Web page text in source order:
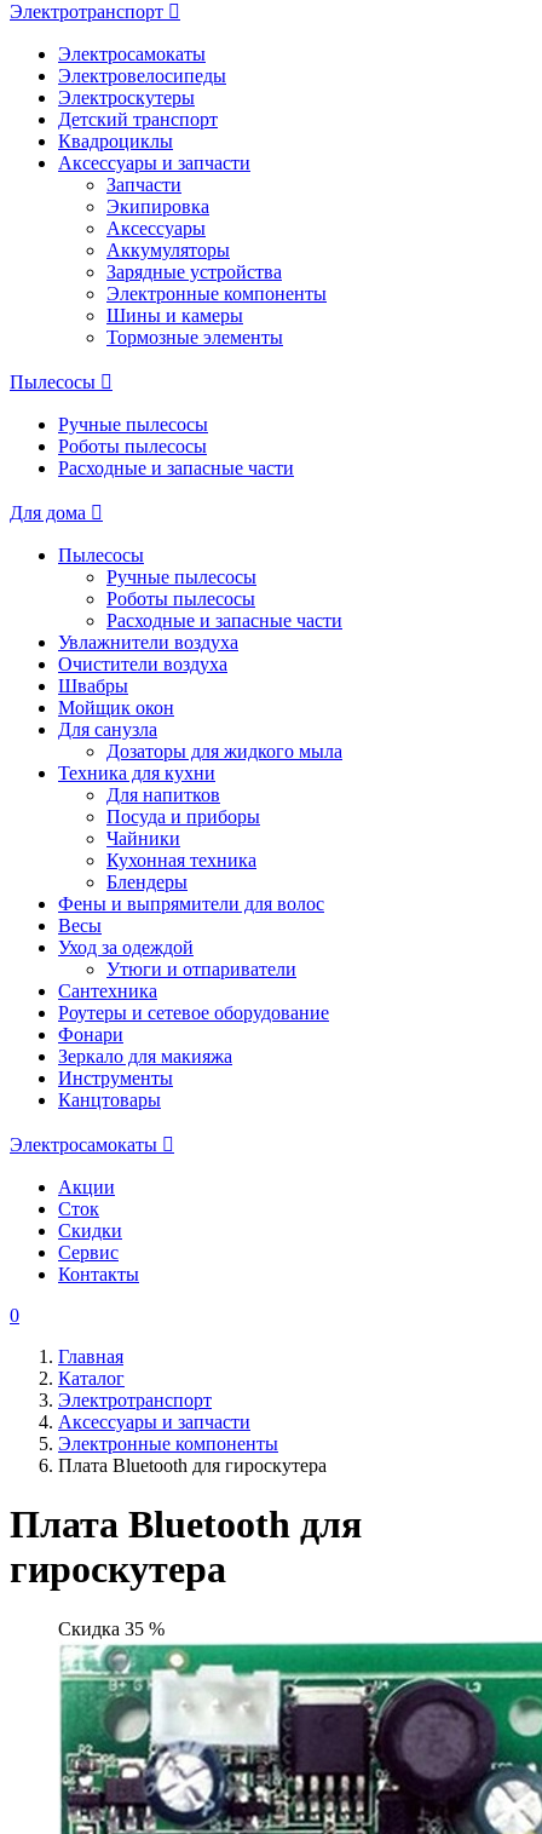
Электротранспорт
Электросамокаты
Электровелосипеды
Электроскутеры
Детский транспорт
Квадроциклы
Аксессуары и запчасти
Запчасти
Экипировка
Аксессуары
Аккумуляторы
Зарядные устройства
Электронные компоненты
Шины и камеры
Тормозные элементы
Пылесосы
Ручные пылесосы
Роботы пылесосы
Расходные и запасные части
Для дома
Пылесосы
Ручные пылесосы
Роботы пылесосы
Расходные и запасные части
Увлажнители воздуха
Очистители воздуха
Швабры
Мойщик окон
Для санузла
Дозаторы для жидкого мыла
Техника для кухни
Для напитков
Посуда и приборы
Чайники
Кухонная техника
Блендеры
Фены и выпрямители для волос
Весы
Уход за одеждой
Утюги и отпариватели
Сантехника
Роутеры и сетевое оборудование
Фонари
Зеркало для макияжа
Инструменты
Канцтовары
Электросамокаты
Акции
Сток
Скидки
Сервис
Контакты
0
Главная
Каталог
Электротранспорт
Аксессуары и запчасти
Электронные компоненты
Плата Bluetooth для гироскутера
Плата Bluetooth для
гироскутера
Скидка 35 %